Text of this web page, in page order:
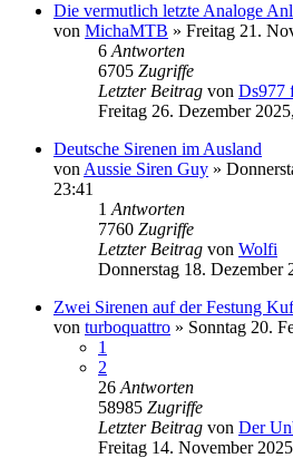
Die vermutlich letzte Analoge
von MichaMTB » Freitag 21.
6 Antworten
6705 Zugriffe
Letzter Beitrag von Ds977
Freitag 26. Dezember
Deutsche Sirenen im Ausland
von Aussie Siren Guy »
23:41
1 Antworten
7760 Zugriffe
Letzter Beitrag von Wolfi
Donnerstag 18. Dezember
Zwei Sirenen auf der Festung
von turboquattro » Sonntag 20.
1
2
26 Antworten
58985 Zugriffe
Letzter Beitrag von Der
Freitag 14. November